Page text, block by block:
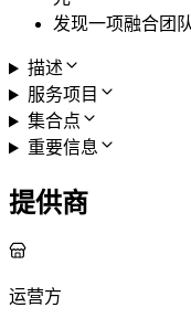
发现一项融合团
描述
服务项目
集合点
重要信息
提供商
运营方